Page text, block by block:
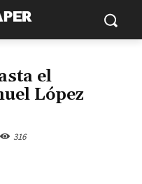
el
López
316